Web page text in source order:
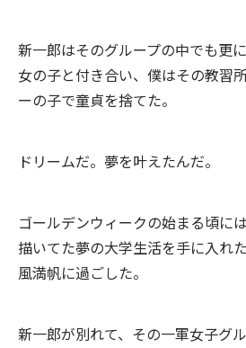
新一郎はそのグループの中でも更
女の子と付き合い、僕はその教習
ーの子で童貞を捨てた。
ドリームだ。夢を叶えたんだ。
ゴールデンウィークの始まる頃に
描いてた夢の大学生活を手に入れ
風満帆に過ごした。
新一郎が別れて、その一軍女子グ